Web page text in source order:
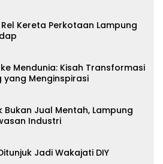
Kereta Perkotaan Lampung
Mendunia: Kisah Transformasi
yang Menginspirasi
Bukan Jual Mentah, Lampung
Industri
Jadi Wakajati DIY